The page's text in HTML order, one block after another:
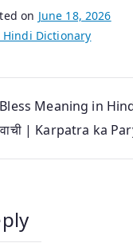
on June 18, 2026
Hindi Dictionary
Meaning in
| Karpatra ka